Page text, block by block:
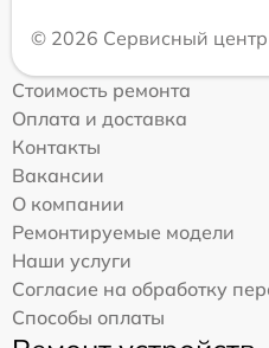
© 2026 Сервисный центр
Стоимость ремонта
Оплата и доставка
Контакты
Вакансии
О компании
Ремонтируемые модели
Наши услуги
Согласие на обработку
Способы оплаты